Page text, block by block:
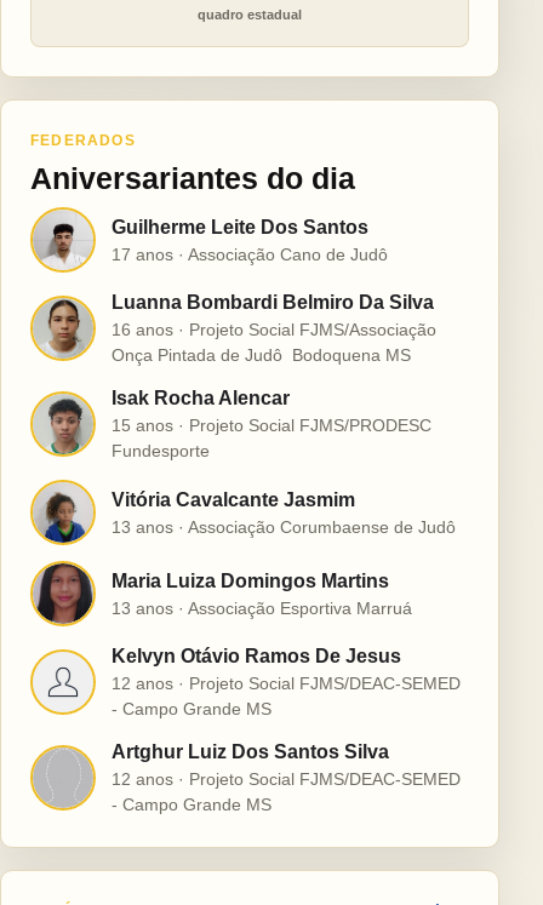
quadro estadual
FEDERADOS
Aniversariantes do dia
G Guilherme Leite Dos Santos
17 anos · Associação Cano de Judô
L
Luanna Bombardi Belmiro Da Silva
16 anos · Projeto Social FJMS/Associação
Onça Pintada de Judô  Bodoquena MS
I
Isak Rocha Alencar
15 anos · Projeto Social FJMS/PRODESC
Fundesporte
V Vitória Cavalcante Jasmim
13 anos · Associação Corumbaense de Judô
M Maria Luiza Domingos Martins
13 anos · Associação Esportiva Marruá
K
Kelvyn Otávio Ramos De Jesus
12 anos · Projeto Social FJMS/DEAC-SEMED
- Campo Grande MS
Artghur Luiz Dos Santos Silva
12 anos · Projeto Social FJMS/DEAC-SEMED
- Campo Grande MS